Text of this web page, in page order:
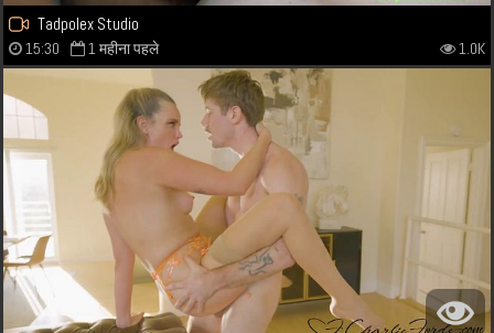
Tadpolex Studio
15:30 1 महीना पहले 1.0K